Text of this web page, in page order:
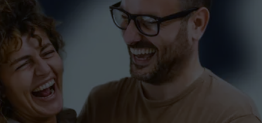
Jazz Dance und Hip-Hop
KINDER